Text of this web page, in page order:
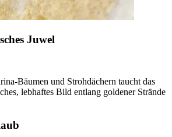
Juwel
Bäumen und Strohdächern taucht das
lebhaftes Bild entlang goldener Strände